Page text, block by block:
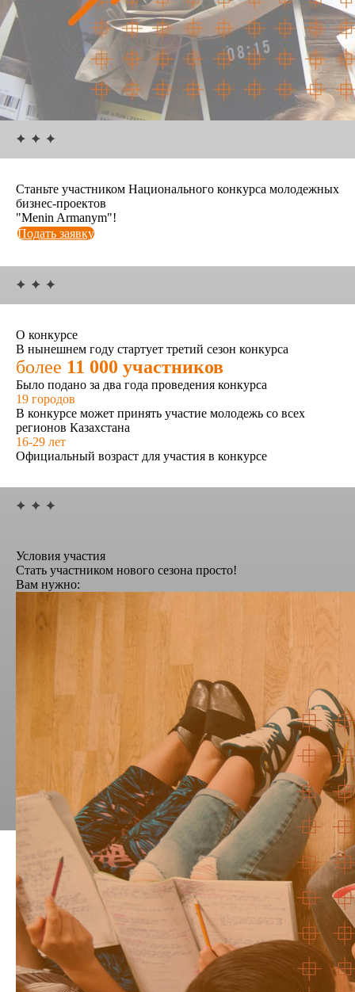
Станьте участником Национального конкурса молодежных
бизнес-проектов
"Menin Armanym"!
Подать заявку
О конкурсе
В нынешнем году стартует третий сезон конкурса
более 11 000 участников
Было подано за два года проведения конкурса
19 городов
В конкурсе может принять участие молодежь со всех
регионов Казахстана
16-29 лет
Официальный возраст для участия в конкурсе
Условия участия
Стать участником нового сезона просто!
Вам нужно: